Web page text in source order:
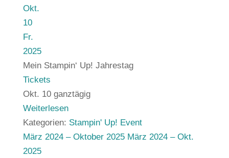
Okt.
10
Fr.
2025
Mein Stampin‘ Up! Jahrestag
Tickets
Okt. 10 ganztägig
Weiterlesen
Kategorien: Stampin' Up! Event
März 2024 – Oktober 2025 März 2024 – Okt.
2025